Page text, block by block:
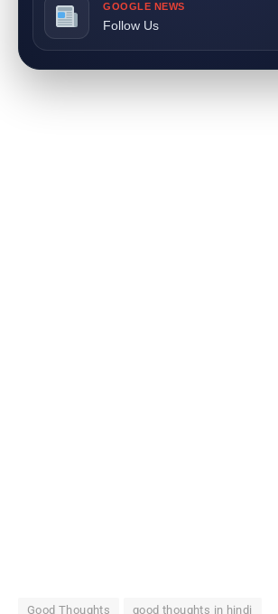
GOOGLE NEWS
Follow Us
Good Thoughts good thoughts in hindi